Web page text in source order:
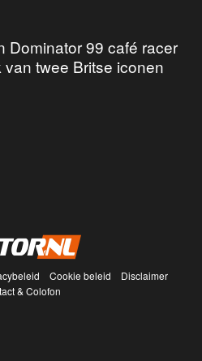
Dominator 99 café racer
twee Britse iconen
Cookie beleid
Disclaimer
& Colofon